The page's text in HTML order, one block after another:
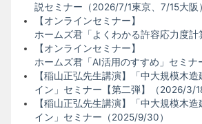
説セミナー（2026/7/1東京、7/15大阪）
【オンラインセミナー】
ホームズ君「よくわかる許容応力度計
【オンラインセミナー】
ホームズ君「AI活用のすすめ」セミナ
【稲山正弘先生講演】「中大規模木
イン」セミナー【第二弾】（2026/3/18
【稲山正弘先生講演】「中大規模木
イン」セミナー（2025/9/30）